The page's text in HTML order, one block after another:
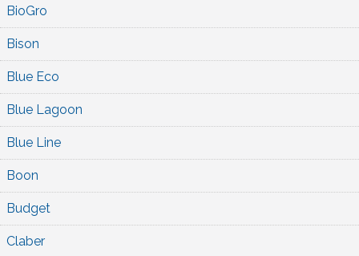
BioGro
Bison
Blue Eco
Blue Lagoon
Blue Line
Boon
Budget
Claber